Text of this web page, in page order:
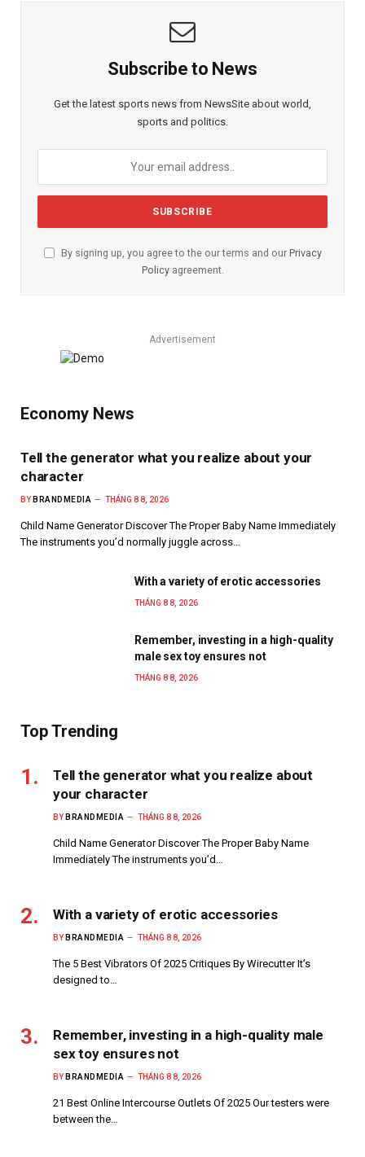
Subscribe to News
Get the latest sports news from NewsSite about world,
sports and politics.
By signing up, you agree to the our terms and our Privacy
Policyagreement.
Advertisement
Economy News
Tell the generator what you realize about your
character
BY BRANDMEDIA THÁNG 8 8, 2026
Child Name Generator Discover The Proper Baby Name Immediately
The instruments you’d normally juggle across…
With a variety of erotic accessories
THÁNG 8 8, 2026
Remember, investing in a high-quality
male sex toy ensures not
THÁNG 8 8, 2026
Top Trending
Tell the generator what you realize about
your character
BY BRANDMEDIA THÁNG 8 8, 2026
Child Name Generator Discover The Proper Baby Name
Immediately The instruments you’d…
With a variety of erotic accessories
BY BRANDMEDIA THÁNG 8 8, 2026
The 5 Best Vibrators Of 2025 Critiques By Wirecutter It’s
designed to…
Remember, investing in a high-quality male
sex toy ensures not
BY BRANDMEDIA THÁNG 8 8, 2026
21 Best Online Intercourse Outlets Of 2025 Our testers were
between the…